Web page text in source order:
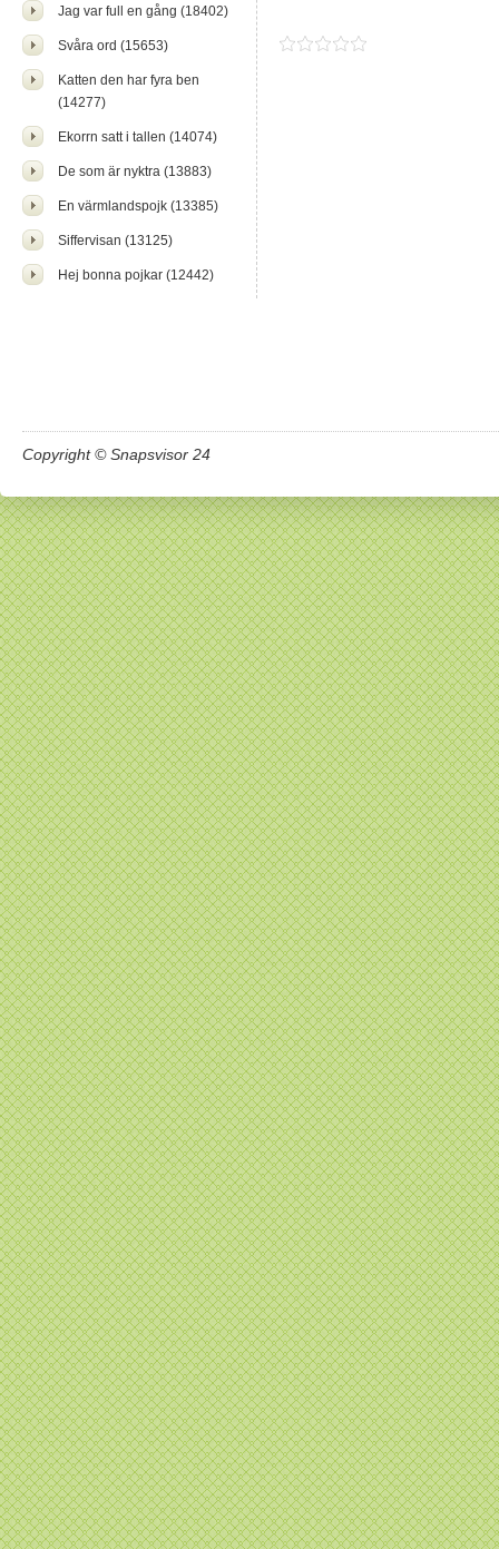
Jag var full en gång (18402)
Svåra ord (15653)
Katten den har fyra ben
(14277)
Ekorrn satt i tallen (14074)
De som är nyktra (13883)
En värmlandspojk (13385)
Siffervisan (13125)
Hej bonna pojkar (12442)
Copyright © Snapsvisor 24